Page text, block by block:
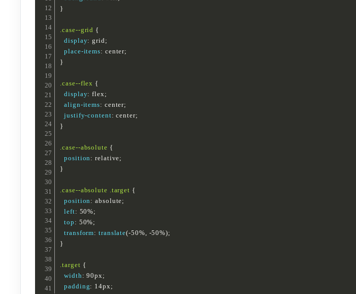
}
.case--grid {
display: grid;
place-items: center;
}
.case--flex {
display: flex;
align-items: center;
justify-content: center;
}
.case--absolute {
position : relative;
}
.case--absolute .target {
position : absolute;
left: 50%;
top : 50%;
transform: translate(-50%, -50%);
}
.target {
width: 90px;
padding: 14px;